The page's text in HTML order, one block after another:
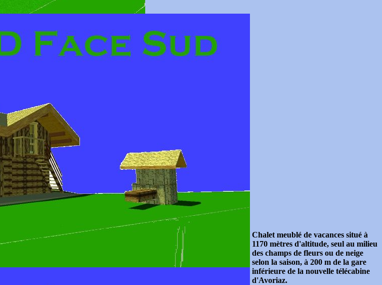
Chalet meublé de vacances situé à
1170 mètres d'altitude, seul au milieu
des champs de fleurs ou de neige
selon la saison, à 200 m de la gare
inférieure de la nouvelle télécabine
d'Avoriaz.